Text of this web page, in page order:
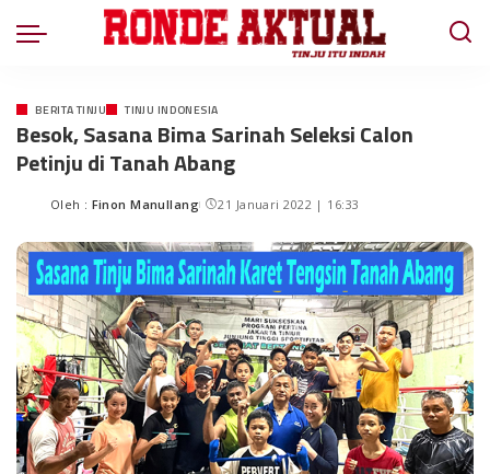
BERITA TINJU TINJU INDONESIA
Besok, Sasana Bima Sarinah Seleksi Calon
Petinju di Tanah Abang
Oleh : Finon Manullang 21 Januari 2022 | 16:33